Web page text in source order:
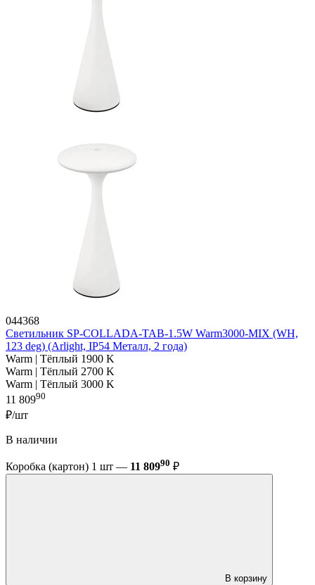
044368
Светильник SP-COLLADA-TAB-1.5W Warm3000-MIX (WH,
123 deg) (Arlight, IP54 Металл, 2 года)
Warm | Тёплый 1900 K
Warm | Тёплый 2700 K
Warm | Тёплый 3000 K
11 80990
₽/шт
В наличии
Коробка (картон) 1 шт — 11 80990 ₽
В корзину